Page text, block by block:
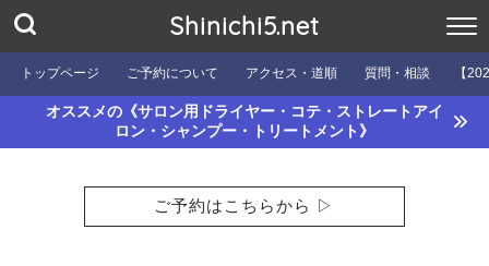
Shinichi5.net
トップページ ご予約について アクセス・道順 質問・相談 【
オススメの《サロン用ドライヤー・コテ・ストレートアイ
ロン・シャンプー・トリートメント》
ご予約はこちらから ▷